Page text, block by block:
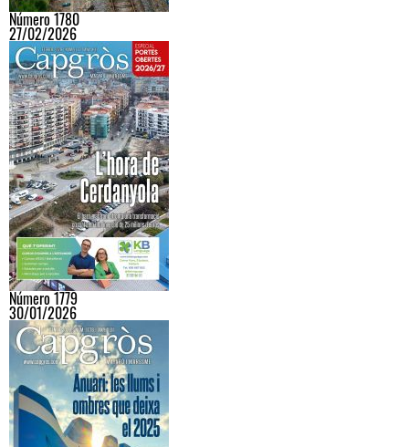
Número 1780
27/02/2026
Número 1779
30/01/2026